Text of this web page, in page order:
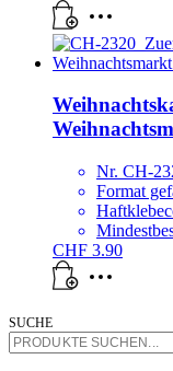
Nr. CH-
Format
CHF 3.90
SUCHE